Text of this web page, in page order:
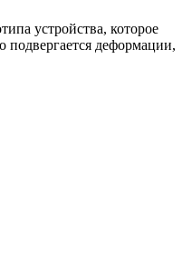
устройства, которое
подвергается деформации,